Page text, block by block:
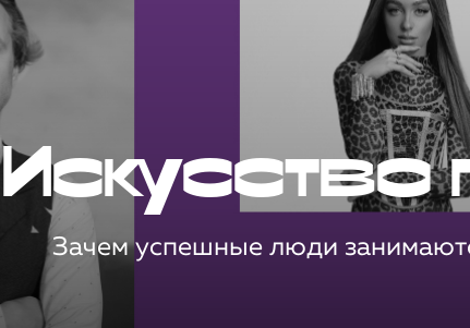
Искусство
Зачем успешные люди